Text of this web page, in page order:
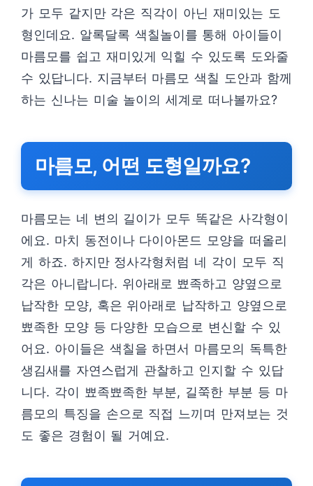
가 모두 같지만 각은 직각이 아닌 재미있는 도
형인데요. 알록달록 색칠놀이를 통해 아이들이
마름모를 쉽고 재미있게 익힐 수 있도록 도와줄
수 있답니다. 지금부터 마름모 색칠 도안과 함께
하는 신나는 미술 놀이의 세계로 떠나볼까요?
마름모, 어떤 도형일까요?
마름모는 네 변의 길이가 모두 똑같은 사각형이
에요. 마치 동전이나 다이아몬드 모양을 떠올리
게 하죠. 하지만 정사각형처럼 네 각이 모두 직
각은 아니랍니다. 위아래로 뾰족하고 양옆으로
납작한 모양, 혹은 위아래로 납작하고 양옆으로
뾰족한 모양 등 다양한 모습으로 변신할 수 있
어요. 아이들은 색칠을 하면서 마름모의 독특한
생김새를 자연스럽게 관찰하고 인지할 수 있답
니다. 각이 뾰족뾰족한 부분, 길쭉한 부분 등 마
름모의 특징을 손으로 직접 느끼며 만져보는 것
도 좋은 경험이 될 거예요.